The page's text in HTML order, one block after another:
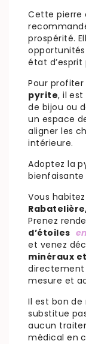
Cette pierre
prospérité.
état
Pour
pyrite, il
de bijou ou
un espace
aligner les
intérieure.
Adoptez la
Vous
Prenez
d’étoiles
et venez
minéraux
directement
mesure et
Il est bon
substitue
aucun
médical en